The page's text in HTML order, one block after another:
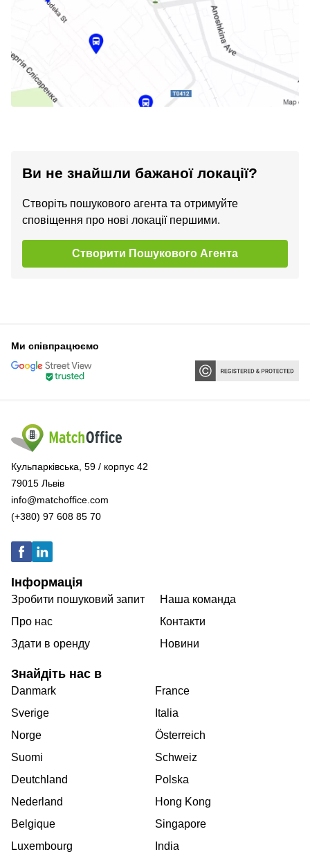
Ви не знайшли бажаної локації?
Створіть пошукового агента та отримуйте
сповіщення про нові локації першими.
Створити Пошукового Агента
Ми співпрацюємо
Кульпарківська, 59 / корпус 42
79015 Львів
info@matchoffice.com
(+380) 97 608 85 70
Інформація
Зробити пошуковий запит
Про нас
Здати в оренду
Наша команда
Контакти
Новини
Знайдіть нас в
Danmark
Sverige
Norge
Suomi
Deutchland
Nederland
Belgique
Luxembourg
France
Italia
Österreich
Schweiz
Polska
Hong Kong
Singapore
India